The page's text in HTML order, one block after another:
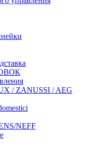
/ ZANUSSI / AEG
NEFF